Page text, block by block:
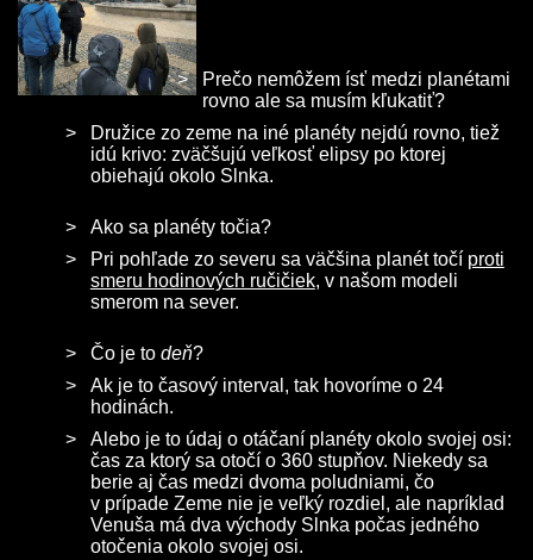
Prečo nemôžem ísť medzi planétami
rovno ale sa musím kľukatiť?
Družice zo zeme na iné planéty nejdú rovno, tiež
idú krivo: zväčšujú veľkosť elipsy po ktorej
obiehajú okolo Slnka.
Ako sa planéty točia?
Pri pohľade zo severu sa väčšina planét točí proti
smeru hodinových ručičiek, v našom modeli
smerom na sever.
Čo je to deň?
Ak je to časový interval, tak hovoríme o 24
hodinách.
Alebo je to údaj o otáčaní planéty okolo svojej osi:
čas za ktorý sa otočí o 360 stupňov. Niekedy sa
berie aj čas medzi dvoma poludniami, čo
v prípade Zeme nie je veľký rozdiel, ale napríklad
Venuša má dva východy Slnka počas jedného
otočenia okolo svojej osi.